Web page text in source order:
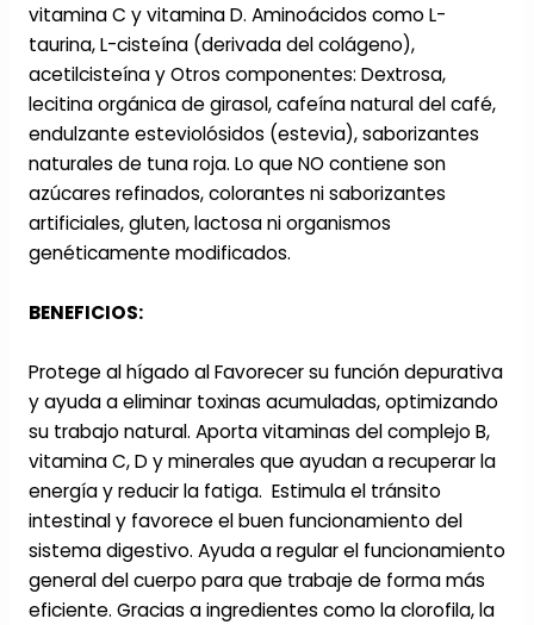
vitamina C y vitamina D. Aminoácidos como L-
taurina, L-cisteína (derivada del colágeno),
acetilcisteína y Otros componentes: Dextrosa,
lecitina orgánica de girasol, cafeína natural del café,
endulzante esteviolósidos (estevia), saborizantes
naturales de tuna roja. Lo que NO contiene son
azúcares refinados, colorantes ni saborizantes
artificiales, gluten, lactosa ni organismos
genéticamente modificados.
BENEFICIOS:
Protege al hígado al Favorecer su función depurativa
y ayuda a eliminar toxinas acumuladas, optimizando
su trabajo natural. Aporta vitaminas del complejo B,
vitamina C, D y minerales que ayudan a recuperar la
energía y reducir la fatiga. Estimula el tránsito
intestinal y favorece el buen funcionamiento del
sistema digestivo. Ayuda a regular el funcionamiento
general del cuerpo para que trabaje de forma más
eficiente. Gracias a ingredientes como la clorofila, la